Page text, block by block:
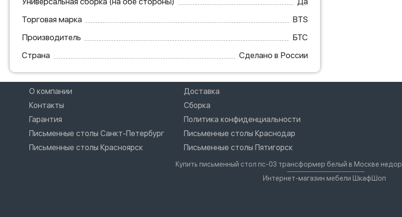
Торговая марка
BTS
Производитель
БТС
Страна
Сделано в России
О компании
Доставка
Контакты
Сборка
Гарантия
Политика конфиденциальности
Письменные столы Санкт-Петербург
Письменные столы Краснодар
Письменные столы Красноярск
Письменные столы Пятигорск
Купить письменный стол пс-03 трансформер белый в Москве
Интернет-магазин мебели ШкафШоп